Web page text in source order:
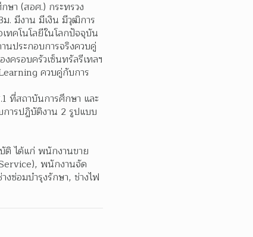
ษา (สอศ.) กระทรวง
ม. มีงาน มีเงิน มีวุฒิการ
ทคโนโลยีในโลกปัจจุบัน
นประกอบการจริงควบคู่
ครอบครัวเซ็นทรัลรีเทลฯ
ควบคู่กับการ
ที่สถาบันการศึกษา และ
การปฏิบัติงาน 2 รูปแบบ
ติ ได้แก่ พนักงานขาย
พนักงานจัด
ซ่อมบำรุงรักษา, ช่างไฟ